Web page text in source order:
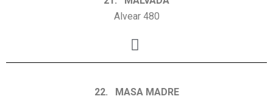
Alvear 480
22. MASA MADRE